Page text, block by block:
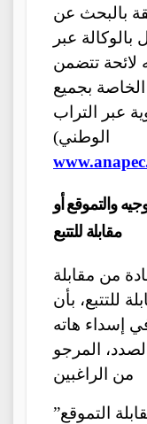
بالبحث عن
عبر
لائحة تتضمن
الخاصة بجميع
عبر التراب
الوطني)
والتموقع أو
مقابلة للتتبع
من مقابلة
للتتبع، بأن
إسداء هاته
المرجو
من الراغبين
التموقع”